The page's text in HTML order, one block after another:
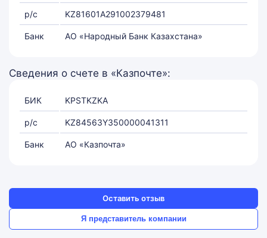
р/с KZ81601A291002379481
Банк АО «Народный Банк Казахстана»
Сведения о счете в «Казпочте»:
БИК KPSTKZKA
р/с KZ84563Y350000041311
Банк АО «Казпочта»
Оставить отзыв
Я представитель компании